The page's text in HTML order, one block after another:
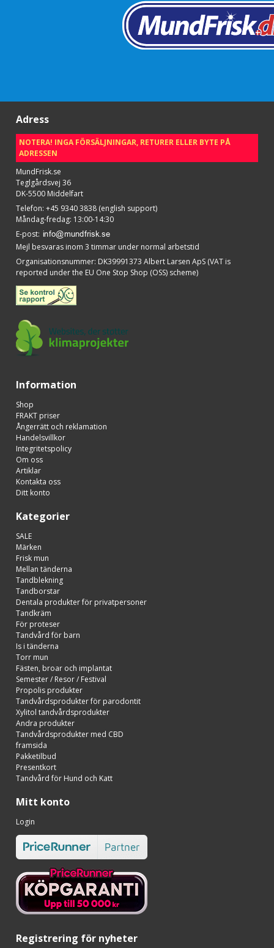
Adress
NOTERA! INGA FÖRSÄLJNINGAR, RETURER ELLER BYTE PÅ
ADRESSEN
MundFrisk.se
Teglgårdsvej 36
DK-5500 Middelfart
Telefon: +45 9340 3838 (english support)
Måndag-fredag: 13:00-14:30
E-post:
Mejl besvaras inom 3 timmar under normal arbetstid
Organisationsnummer: DK39991373 Albert Larsen ApS (VAT is
reported under the EU One Stop Shop (OSS) scheme)
Information
Shop
FRAKT priser
Ångerrätt och reklamation
Handelsvillkor
Integritetspolicy
Om oss
Artiklar
Kontakta oss
Ditt konto
Kategorier
SALE
Märken
Frisk mun
Mellan tänderna
Tandblekning
Tandborstar
Dentala produkter för privatpersoner
Tandkräm
För proteser
Tandvård för barn
Is i tänderna
Torr mun
Fästen, broar och implantat
Semester / Resor / Festival
Propolis produkter
Tandvårdsprodukter för parodontit
Xylitol tandvårdsprodukter
Andra produkter
Tandvårdsprodukter med CBD
framsida
Pakketilbud
Presentkort
Tandvård för Hund och Katt
Mitt konto
Login
Registrering för nyheter